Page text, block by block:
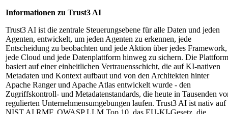
Informationen zu Trust3 AI
Trust3 AI ist die zentrale Steuerungsebene für alle Daten und jeden
Agenten, entwickelt, um jeden Agenten zu erkennen, jede
Entscheidung zu beobachten und jede Aktion über jedes Framework,
jede Cloud und jede Datenplattform hinweg zu sichern. Die Plattform
basiert auf einer einheitlichen Vertrauensschicht, die auf KI-nativen
Metadaten und Kontext aufbaut und von den Architekten hinter
Apache Ranger und Apache Atlas entwickelt wurde - den
Zugriffskontroll- und Metadatenstandards, die heute in Tausenden
regulierten Unternehmensumgebungen laufen. Trust3 AI ist nativ auf
NIST AI RMF, OWASP LLM Top 10, das EU-KI-Gesetz, die